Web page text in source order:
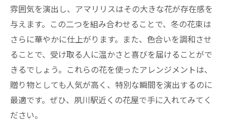
雰囲気を演出し、アマリリスはその大きな花が存在感を
与えます。この二つを組み合わせることで、冬の花束は
さらに華やかに仕上がります。また、色合いを調和させ
ることで、受け取る人に温かさと喜びを届けることがで
きるでしょう。これらの花を使ったアレンジメントは、
贈り物としても人気が高く、特別な瞬間を演出するのに
最適です。ぜひ、夙川駅近くの花屋で手に入れてみてく
ださい。